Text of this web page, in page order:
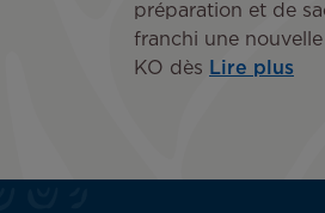
préparation et de
franchi une
KO dès Lire plus